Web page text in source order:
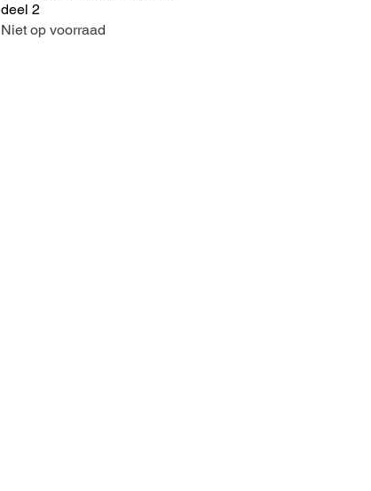
deel 2
Niet op voorraad